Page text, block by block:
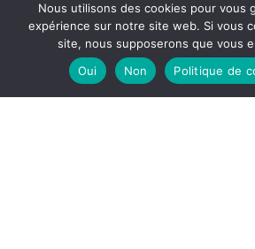
Nous utilisons des cookies pour vous
expérience sur notre site web. Si vous
site, nous supposerons que vous
Oui
Non Politique de